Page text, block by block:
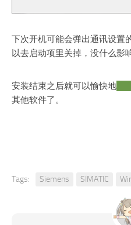
下次开机可能会弹出通讯设置
以去启动项里关掉，没什么影响
安装结束之后就可以愉快地
其他软件了。
Tags: Siemens SIMATIC